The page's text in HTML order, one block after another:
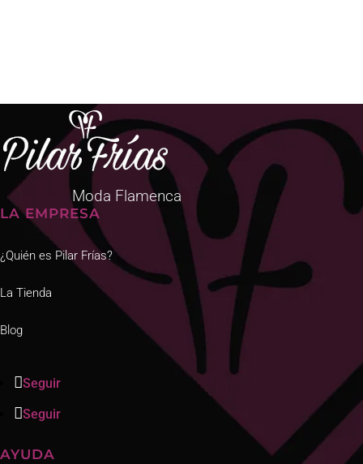
Moda Flamenca
LA EMPRESA
¿Quién es Pilar Frías?
La Tienda
Blog
Seguir
Seguir
AYUDA